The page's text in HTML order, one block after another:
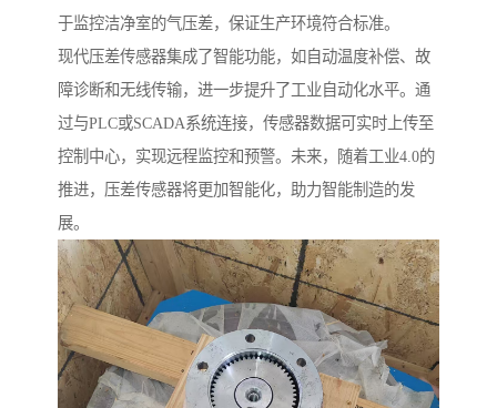
于监控洁净室的气压差，保证生产环境符合标准。
现代压差传感器集成了智能功能，如自动温度补偿、故
障诊断和无线传输，进一步提升了工业自动化水平。通
过与PLC或SCADA系统连接，传感器数据可实时上传至
控制中心，实现远程监控和预警。未来，随着工业4.0的
推进，压差传感器将更加智能化，助力智能制造的发
展。